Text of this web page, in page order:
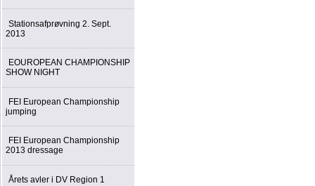
Stationsafprøvning 2. Sept.
2013
EOUROPEAN CHAMPIONSHIP
SHOW NIGHT
FEI European Championship
jumping
FEI European Championship
2013 dressage
Årets avler i DV Region 1